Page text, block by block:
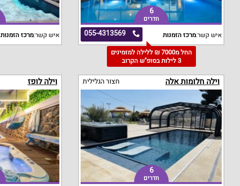
6
חדרים
055-4313569 איש קשר:מרכז הזמנות
החל מ7000 ₪ ללילה למזמינים
3 לילות בסופ"ש הקרוב
איש קשר:מרכז הזמנות
וילה חלומות אלה חצור הגלילית
6
חדרים
וילה לופז